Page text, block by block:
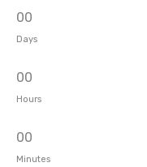
00
Days
00
Hours
00
Minutes